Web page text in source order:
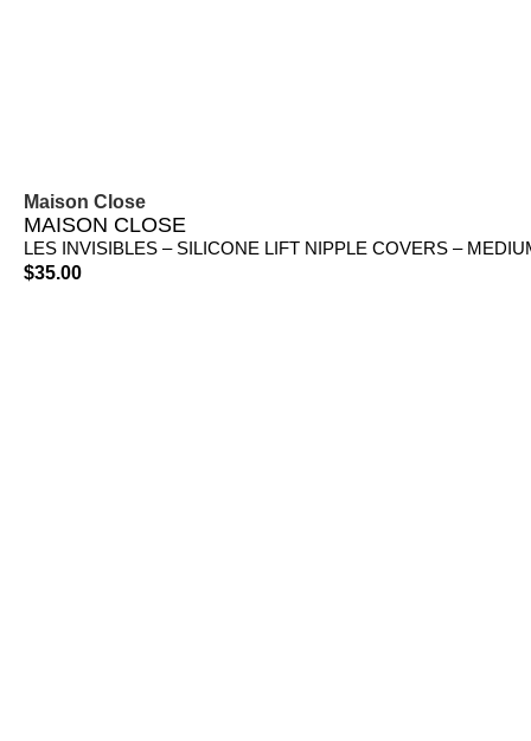
Maison Close
MAISON CLOSE
LES INVISIBLES – SILICONE LIFT NIPPLE COVERS –
$35.00